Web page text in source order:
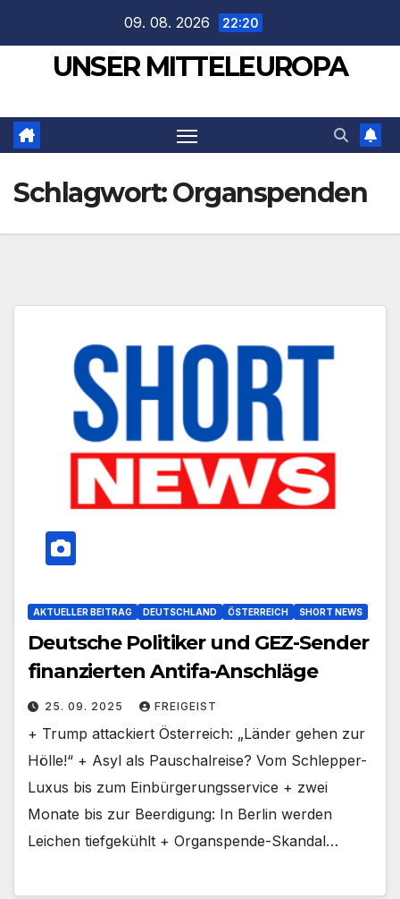
springen
09. 08. 2026 22:20
UNSER MITTELEUROPA
Schlagwort:Organspenden
AKTUELLER BEITRAG DEUTSCHLAND ÖSTERREICH SHORT NEWS
Deutsche Politiker und GEZ-Sender
finanzierten Antifa-Anschläge
25. 09. 2025 FREIGEIST
+ Trump attackiert Österreich: „Länder gehen zur
Hölle!“ + Asyl als Pauschalreise? Vom Schlepper-
Luxus bis zum Einbürgerungsservice + zwei
Monate bis zur Beerdigung: In Berlin werden
Leichen tiefgekühlt + Organspende-Skandal…